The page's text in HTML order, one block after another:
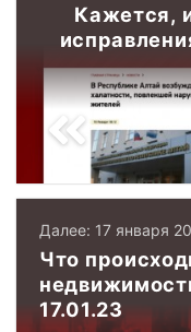
Кажется,
Далее: 17 января
Что
17.01.23